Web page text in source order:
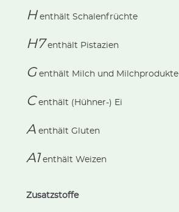
H enthält Schalenfrüchte
H7 enthält Pistazien
G enthält Milch und Milchprodukte
C enthält (Hühner-) Ei
A enthält Gluten
A1 enthält Weizen
Zusatzstoffe